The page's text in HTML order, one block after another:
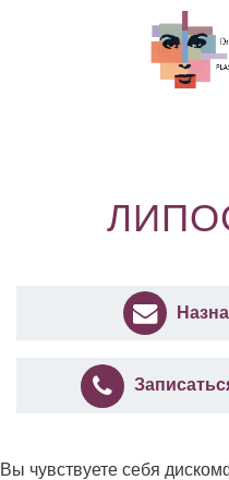
Вы чувствуете себя